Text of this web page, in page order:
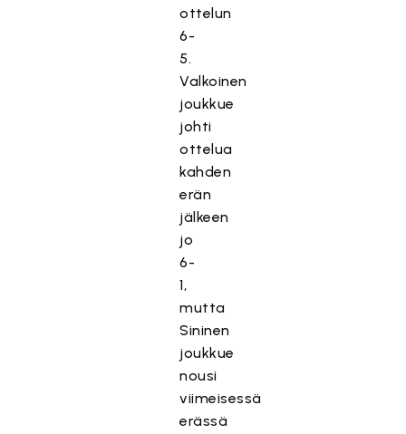
ottelun
6-
5.
Valkoinen
joukkue
johti
ottelua
kahden
erän
jälkeen
jo
6-
1,
mutta
Sininen
joukkue
nousi
viimeisessä
erässä